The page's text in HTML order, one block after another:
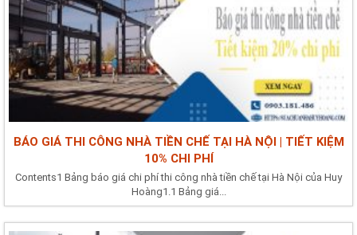
BÁO GIÁ THI CÔNG NHÀ TIỀN CHẾ TẠI HÀ NỘI | TIẾT KIỆM
10% CHI PHÍ
Contents1 Bảng báo giá chi phí thi công nhà tiền chế tại Hà Nội của Huy
Hoàng1.1 Bảng giá...